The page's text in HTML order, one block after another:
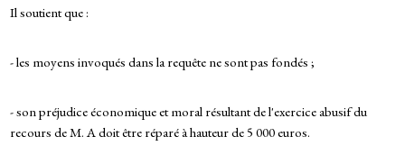
Il soutient que :
- les moyens invoqués dans la requête ne sont pas fondés ;
- son préjudice économique et moral résultant de l'exercice abusif du
recours de M. A doit être réparé à hauteur de 5 000 euros.